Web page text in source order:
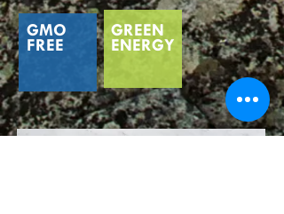
GMO
FREE
GREEN
ENERGY